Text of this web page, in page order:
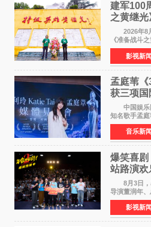
建军100
之黄继光
以光影
2026年8月
《准备战斗
——四川省德
机。本片出
式，&zwnj;
影视新
孟庭苇
获三项国
美学获
中国娱乐
知名歌手孟
会再传喜讯。
Creative
英国London
音乐新闻
爆笑喜
站路演欢
场共鸣
8月3日，暑
导演董润年
昀、白客，惊
特别出演田
演，与观众
影视新闻